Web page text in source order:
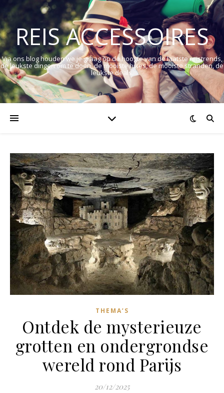
REIS ACCESSOIRES
Via ons blog houden we je graag op de hoogte van de laatste reistrends,
de leukste dingen om te doen, de mooiste hikes, de mooiste stranden, de
leukste deals.
THEMA’S
Ontdek de mysterieuze
grotten en ondergrondse
wereld rond Parijs
20/12/2025